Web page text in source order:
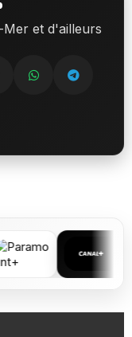
Mer et d'ailleurs